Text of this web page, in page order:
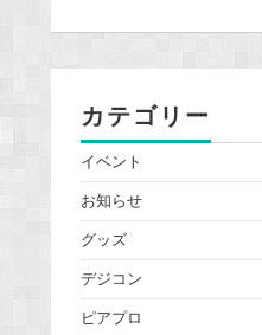
カテゴリー
イベント
お知らせ
グッズ
デジコン
ピアプロ